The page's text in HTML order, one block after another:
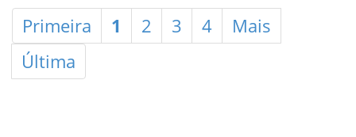
Primeira 1 2 3 4
Mais
Última